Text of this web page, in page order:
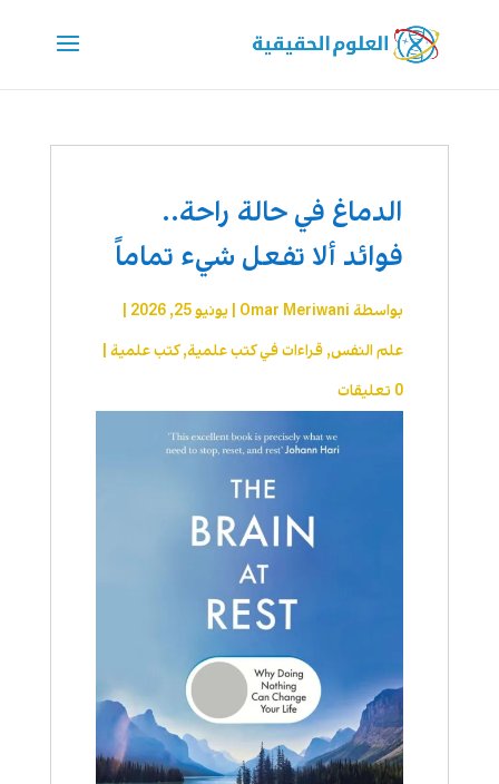
الدماغ في حالة راحة..
فوائد ألا تفعل شيء تماماً
بواسطة Omar Meriwani يونيو 25, 2026
علم النفس, قراءات في كتب علمية,كتب علمية|
0 تعليقات